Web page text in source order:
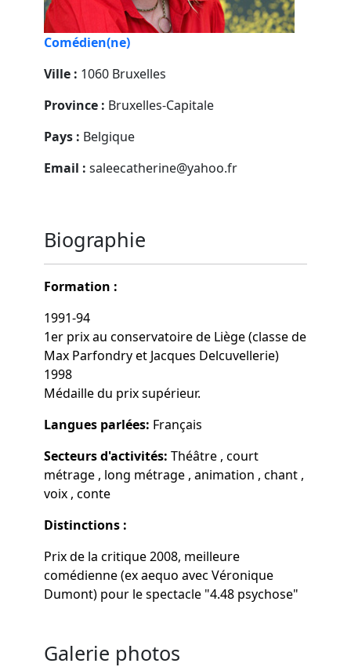
Comédien(ne)
Ville : 1060 Bruxelles
Province : Bruxelles-Capitale
Pays : Belgique
Email : saleecatherine@yahoo.fr
Biographie
Formation :
1991-94
1er prix au conservatoire de Liège (classe de
Max Parfondry et Jacques Delcuvellerie)
1998
Médaille du prix supérieur.
Langues parlées: Français
Secteurs d'activités: Théâtre , court
métrage , long métrage , animation , chant ,
voix , conte
Distinctions :
Prix de la critique 2008, meilleure
comédienne (ex aequo avec Véronique
Dumont) pour le spectacle "4.48 psychose"
Galerie photos